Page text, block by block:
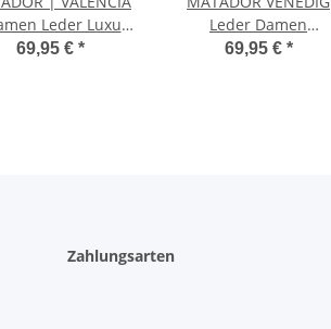
Leder Luxus
19
69,95 € *
Leder Damen
Geldbörse Langbörse
69,95 € *
Zahlungsarten